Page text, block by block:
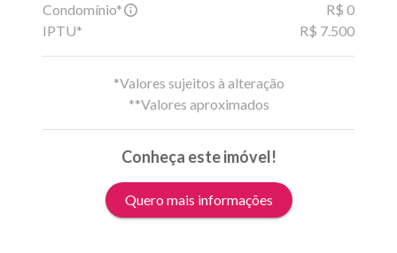
Condomínio*
R$ 0
IPTU*
R$ 7.500
*Valores sujeitos à alteração
**Valores aproximados
Conheça este imóvel!
Quero mais informações